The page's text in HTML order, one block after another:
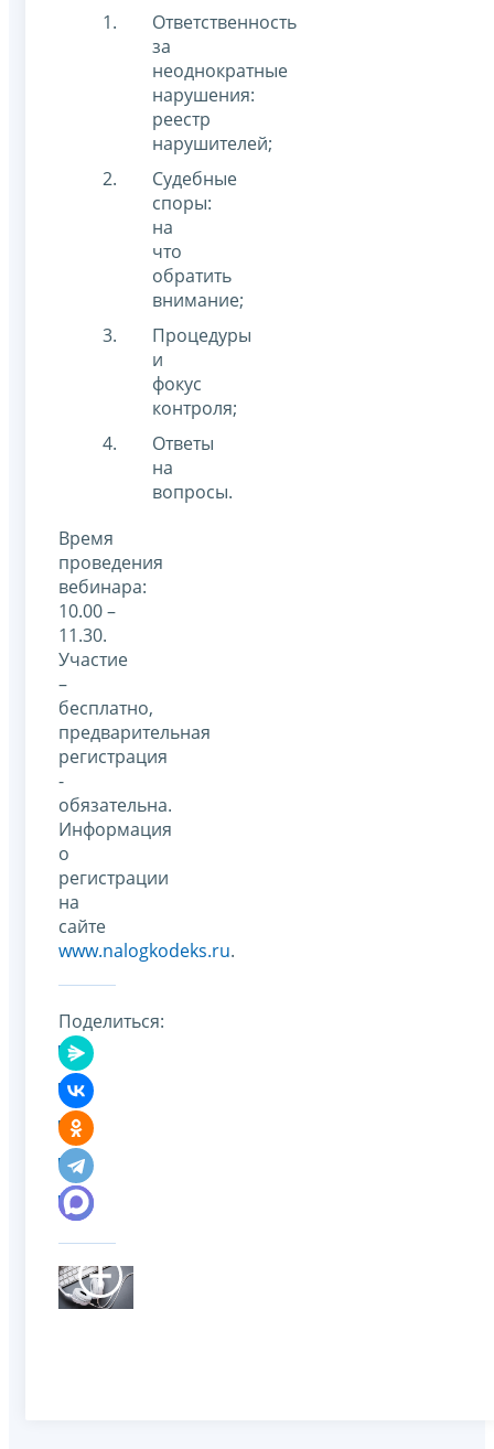
Ответственность
за
неоднократные
нарушения:
реестр
нарушителей;
Судебные
споры:
на
что
обратить
внимание;
Процедуры
и
фокус
контроля;
Ответы
на
вопросы.
Время
проведения
вебинара:
10.00 –
11.30.
Участие
–
бесплатно,
предварительная
регистрация
-
обязательна.
Информация
о
регистрации
на
сайте
www.nalogkodeks.ru.
Поделиться: